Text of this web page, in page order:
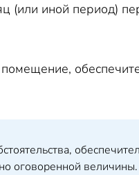
(или иной период)
оговоренной величины.